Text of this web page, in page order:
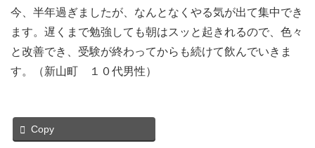
今、半年過ぎましたが、なんとなくやる気が出て集中でき
ます。遅くまで勉強しても朝はスッと起きれるので、色々
と改善でき、受験が終わってからも続けて飲んでいきま
す。（新山町 １０代男性）
Copy